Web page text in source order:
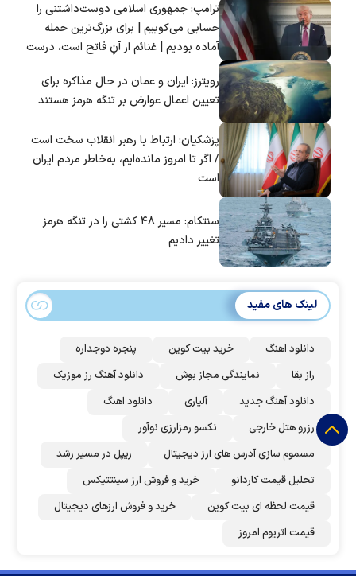
ترامپ: جمهوری اسلامی دوست‌داشتنی را
حسابی می‌کوبیم | برای بزرگ‌ترین حمله
آماده بودیم | غنائم از آنِ فاتح است، درست
رویترز: ایران و عمان در حال مذاکره برای
تعیین اعمال عوارض بر تنگه هرمز هستند
پزشکیان: ارتباط با رهبر انقلاب سخت است
/ اگر تا امروز مانده‌ایم، به‌خاطر مردم ایران
است
سنتکام: مسیر ۴۸ کشتی را در تنگه هرمز
تغییر دادیم
لینک های مفید
دانلود اهنگ خرید بیت کوین
پنجره دوجداره
راز بقا
نمایندگی مجاز بوش
دانلود آهنگ رز‌ موزیک
دانلود آهنگ جدید
آلپاری
دانلود اهنگ
رزرو هتل خارجی
نکسو رمزارزی نوآور
مسموم سازی آدرس های ارز دیجیتال
ریپل در مسیر رشد
تحلیل قیمت کاردانو
خرید و فروش ارز سینتتیکس
قیمت لحظه ای بیت کوین
خرید و فروش ارزهای دیجیتال
قیمت اتریوم امروز